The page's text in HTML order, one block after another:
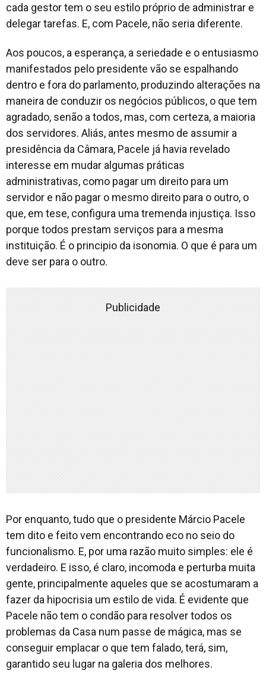
cada gestor tem o seu estilo próprio de administrar e
delegar tarefas. E, com Pacele, não seria diferente.
Aos poucos, a esperança, a seriedade e o entusiasmo
manifestados pelo presidente vão se espalhando
dentro e fora do parlamento, produzindo alterações na
maneira de conduzir os negócios públicos, o que tem
agradado, senão a todos, mas, com certeza, a maioria
dos servidores. Aliás, antes mesmo de assumir a
presidência da Câmara, Pacele já havia revelado
interesse em mudar algumas práticas
administrativas, como pagar um direito para um
servidor e não pagar o mesmo direito para o outro, o
que, em tese, configura uma tremenda injustiça. Isso
porque todos prestam serviços para a mesma
instituição. É o principio da isonomia. O que é para um
deve ser para o outro.
Publicidade
Por enquanto, tudo que o presidente Márcio Pacele
tem dito e feito vem encontrando eco no seio do
funcionalismo. E, por uma razão muito simples: ele é
verdadeiro. E isso, é claro, incomoda e perturba muita
gente, principalmente aqueles que se acostumaram a
fazer da hipocrisia um estilo de vida. É evidente que
Pacele não tem o condão para resolver todos os
problemas da Casa num passe de mágica, mas se
conseguir emplacar o que tem falado, terá, sim,
garantido seu lugar na galeria dos melhores.